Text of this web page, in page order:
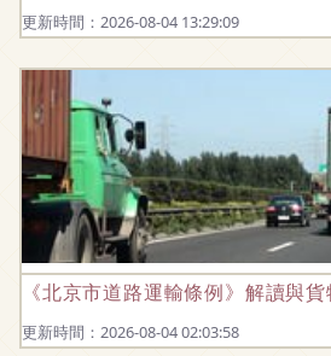
更新時間：2026-08-04 13:29:09
《北京市道路運輸條例》解讀與
更新時間：2026-08-04 02:03:58